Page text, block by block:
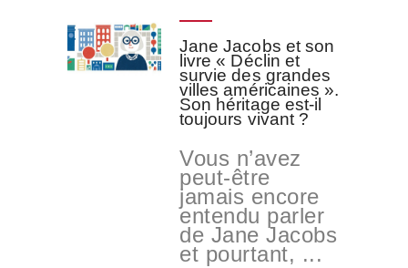
Jane Jacobs et son
livre « Déclin et
survie des grandes
villes américaines ».
Son héritage est-il
toujours vivant ?
Vous n’avez
peut-être
jamais encore
entendu parler
de Jane Jacobs
et pourtant, ...